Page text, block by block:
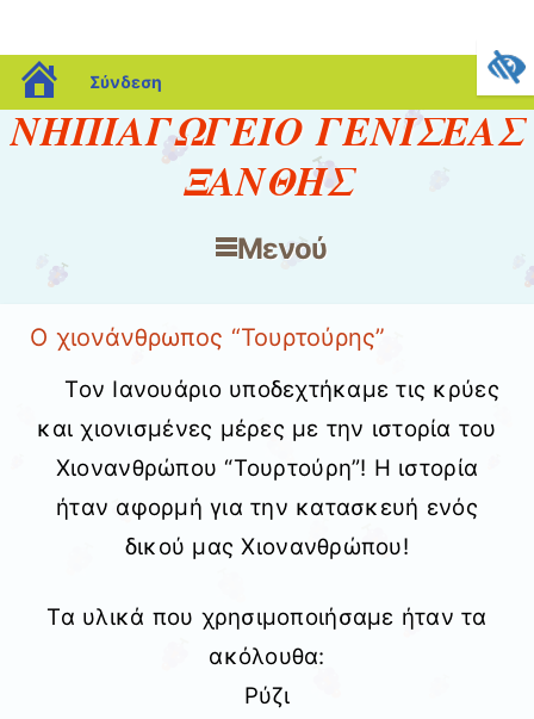
blogs.sch.gr
Σύνδεση
ΝΗΠΙΑΓΩΓΕΙΟ ΓΕΝΙΣΕΑΣ
ΞΑΝΘΗΣ
Μενού
Μετάβαση στο περιεχόμενο
Ο χιονάνθρωπος “Τουρτούρης”
Τον Ιανουάριο υποδεχτήκαμε τις κρύες
και χιονισμένες μέρες με την ιστορία του
Χιονανθρώπου “Τουρτούρη”! Η ιστορία
ήταν αφορμή για την κατασκευή ενός
δικού μας Χιονανθρώπου!
Τα υλικά που χρησιμοποιήσαμε ήταν τα
ακόλουθα:
Ρύζι